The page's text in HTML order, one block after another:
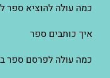
כמה עולה להוציא ספר
איך כותבים ספר
כמה עולה לפרסם ספר